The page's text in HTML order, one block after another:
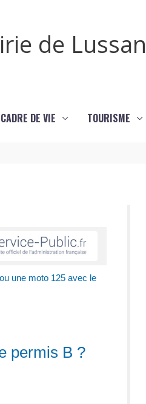
de
CADRE DE VIE TOURISME
une moto 125 avec le
permis B ?